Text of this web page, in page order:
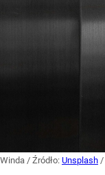
Winda / Źródło: Unsplash /